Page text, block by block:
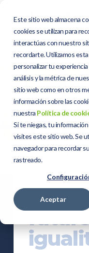
Este sitio web almacena
cookies se utilizan para
interactúas con nuestro
recordarte. Utilizamos
personalizar tu
análisis y la métrica de
sitio web como en otros
información sobre las
nuestra Política de
Si te niegas, tu
visites este sitio web. Se
navegador para recordar
rastreado.
Aceptar
NOVIEMBRE
Tres
que